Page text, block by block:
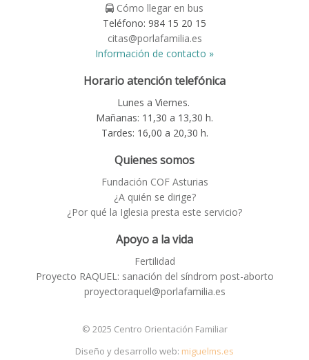
Cómo llegar en bus
Teléfono: 984 15 20 15
citas@porlafamilia.es
Información de contacto »
Horario atención telefónica
Lunes a Viernes.
Mañanas: 11,30 a 13,30 h.
Tardes: 16,00 a 20,30 h.
Quienes somos
Fundación COF Asturias
¿A quién se dirige?
¿Por qué la Iglesia presta este servicio?
Apoyo a la vida
Fertilidad
Proyecto RAQUEL: sanación del síndrom post-aborto
proyectoraquel@porlafamilia.es
© 2025 Centro Orientación Familiar
Diseño y desarrollo web: miguelms.es